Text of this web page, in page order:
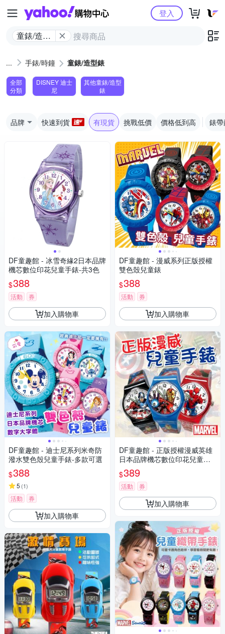
Yahoo購物中心
童錶/造型
登入
手錶/時鐘 童錶/造型錶
全部
分類
DISNEY 迪士
尼
其他童錶/造型
錶
品牌 快速到貨 有現貨 挑戰低價 價格低到高 錶
DF童趣館 - 冰雪奇緣2日本品牌
機芯數位印花兒童手錶-共3色
$388
活動 券
加入購物車
DF童趣館 - 迪士尼系列米奇防
潑水雙色殼兒童手錶-多款可選
$388
5 (1)
活動 券
加入購物車
DF童趣館 - 漫威系列正版授權
雙色殼兒童錶
$388
活動 券
加入購物車
DF童趣館 - 正版授權漫威英雄
日本品牌機芯數位印花兒童手
錶
$389
活動 券
加入購物車